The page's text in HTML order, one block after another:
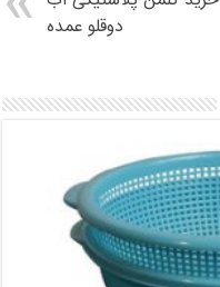
دوقلو عمده